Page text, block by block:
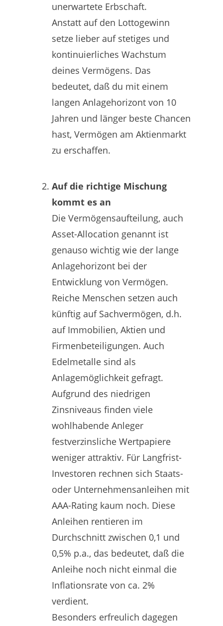
unerwartete Erbschaft.
Anstatt auf den Lottogewinn
setze lieber auf stetiges und
kontinuierliches Wachstum
deines Vermögens. Das
bedeutet, daß du mit einem
langen Anlagehorizont von 10
Jahren und länger beste Chancen
hast, Vermögen am Aktienmarkt
zu erschaffen.
Auf die richtige Mischung
kommt es an
Die Vermögensaufteilung, auch
Asset-Allocation genannt ist
genauso wichtig wie der lange
Anlagehorizont bei der
Entwicklung von Vermögen.
Reiche Menschen setzen auch
künftig auf Sachvermögen, d.h.
auf Immobilien, Aktien und
Firmenbeteiligungen. Auch
Edelmetalle sind als
Anlagemöglichkeit gefragt.
Aufgrund des niedrigen
Zinsniveaus finden viele
wohlhabende Anleger
festverzinsliche Wertpapiere
weniger attraktiv. Für Langfrist-
Investoren rechnen sich Staats-
oder Unternehmensanleihen mit
AAA-Rating kaum noch. Diese
Anleihen rentieren im
Durchschnitt zwischen 0,1 und
0,5% p.a., das bedeutet, daß die
Anleihe noch nicht einmal die
Inflationsrate von ca. 2%
verdient.
Besonders erfreulich dagegen